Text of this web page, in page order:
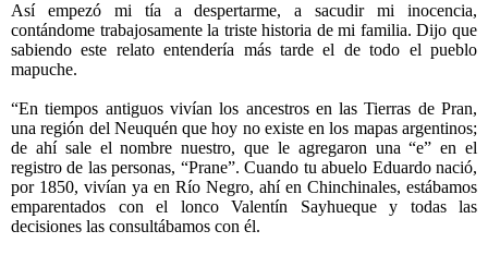
Así empezó mi tía a despertarme, a sacudir mi inocencia,
contándome trabajosamente la triste historia de mi familia. Dijo que
sabiendo este relato entendería más tarde el de todo el pueblo
mapuche.
“En tiempos antiguos vivían los ancestros en las Tierras de Pran,
una región del Neuquén que hoy no existe en los mapas argentinos;
de ahí sale el nombre nuestro, que le agregaron una “e” en el
registro de las personas, “Prane”. Cuando tu abuelo Eduardo nació,
por 1850, vivían ya en Río Negro, ahí en Chinchinales, estábamos
emparentados con el lonco Valentín Sayhueque y todas las
decisiones las consultábamos con él.